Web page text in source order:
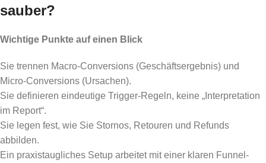
sauber?
Wichtige Punkte auf einen Blick
Sie trennen Macro-Conversions (Geschäftsergebnis) und
Micro-Conversions (Ursachen).
Sie definieren eindeutige Trigger-Regeln, keine „Interpretation
im Report“.
Sie legen fest, wie Sie Stornos, Retouren und Refunds
abbilden.
Ein praxistaugliches Setup arbeitet mit einer klaren Funnel-